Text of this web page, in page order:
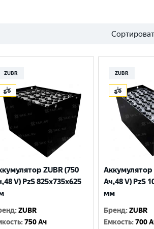
ZUBR
ZUBR (750
V) PzS 825x735x625
:ZUBR
:750 Ач
ZUBR
Аккумулятор
Ач,48 V) PzS
мм
Бренд:ZUBR
Емкость:700